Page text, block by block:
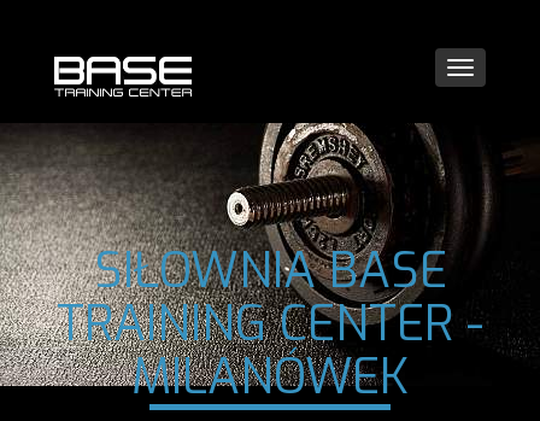
SIŁOWNIA BASE
TRAINING CENTER -
MILANÓWEK